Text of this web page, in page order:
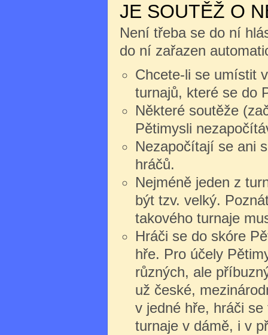
JE SOUTĚŽ O
Není třeba se do ní
do ní zařazen
Chcete-li se umístit
turnajů, které se do
Některé soutěže
Pětimysli
Nezapočítají se ani
hráčů.
Nejméně jeden z
být tzv. velký.
takového turnaje
Hráči se do skóre
hře. Pro účely
různých, ale
už české,
v jedné hře, hráči
turnaje v dámě, i v